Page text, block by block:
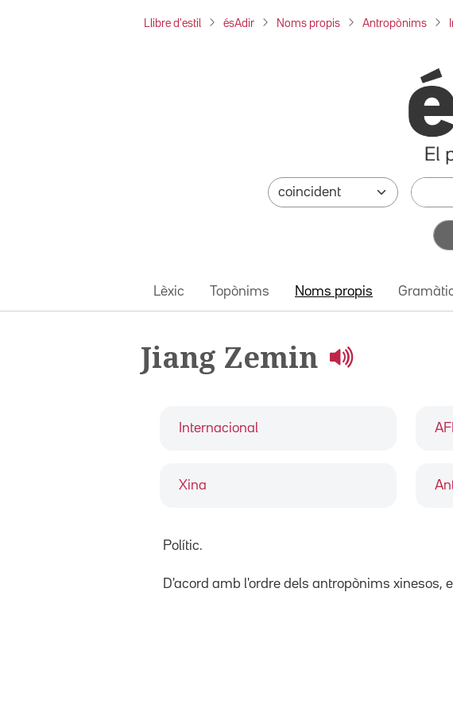
Llibre d'estil ésAdir Noms propis Antropònims
Lèxic Topònims Noms propis
Jiang Zemin
Internacional
Xina
AFI
Polític.
D'acord amb l'ordre dels antropònims xinesos,